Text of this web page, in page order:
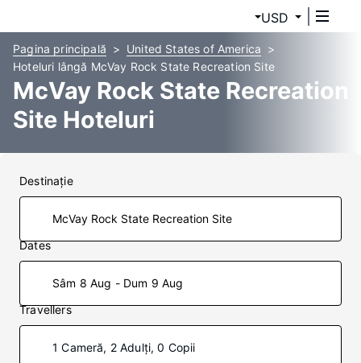
USD
Pagina principală
United States of America
Hoteluri lângă McVay Rock State Recreation Site
McVay Rock State Recreation
Site Hoteluri
Destinaţie
Dates
Sâm 8 Aug - Dum 9 Aug
Travellers
1 Cameră, 2 Adulți, 0 Copii